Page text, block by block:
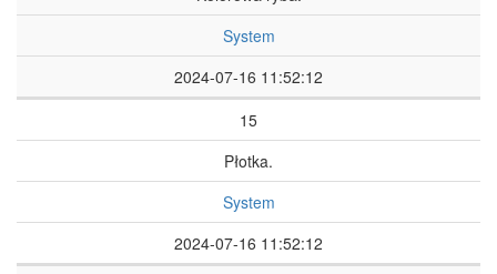
System
2024-07-16 11:52:12
15
Płotka.
System
2024-07-16 11:52:12